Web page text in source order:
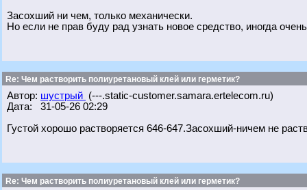
Засохший ни чем, только механически.
Но если не прав буду рад узнать новое средство, иногда
Re: Чем растворить полиуретановый клей или герметик?
Автор: шустрый (---.static-customer.samara.ertelecom.ru)
Дата: 31-05-26 02:29
Густой хорошо растворяется 646-647.Засохший-ничем не
Re: Чем растворить полиуретановый клей или герметик?